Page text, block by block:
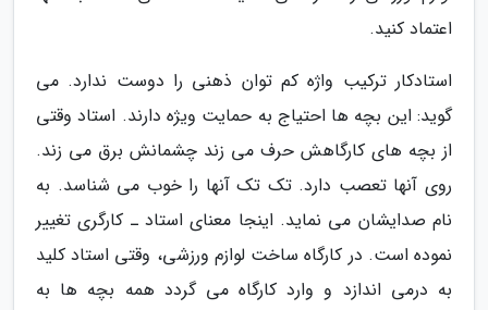
اعتماد کنید.
استادکار ترکیب واژه کم توان ذهنی را دوست ندارد. می
گوید: این بچه ها احتیاج به حمایت ویژه دارند. استاد وقتی
از بچه های کارگاهش حرف می زند چشمانش برق می زند.
روی آنها تعصب دارد. تک تک آنها را خوب می شناسد. به
نام صدایشان می نماید. اینجا معنای استاد ـ کارگری تغییر
نموده است. در کارگاه ساخت لوازم ورزشی، وقتی استاد کلید
به درمی اندازد و وارد کارگاه می گردد همه بچه ها به